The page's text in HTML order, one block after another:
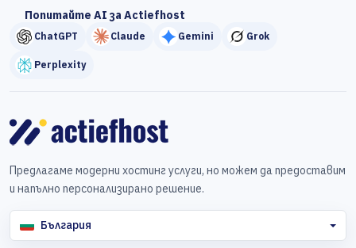
Попитайте AI за Actiefhost
ChatGPT Claude Gemini Grok
Perplexity
Предлагаме модерни хостинг услуги, но можем да предоставим
и напълно персонализирано решение.
България